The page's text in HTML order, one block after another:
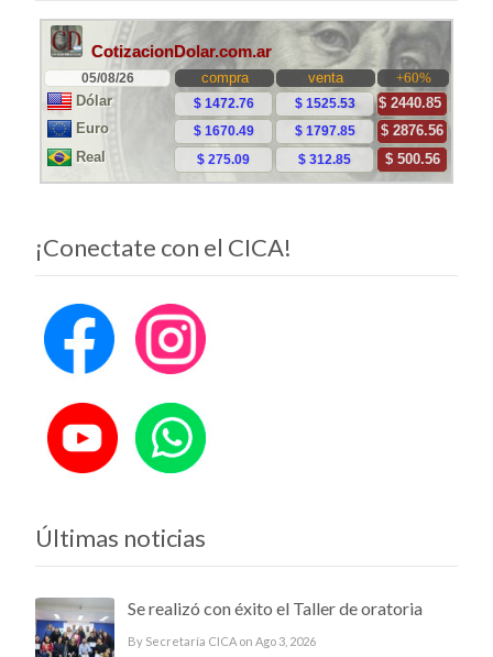
¡Conectate con el CICA!
Últimas noticias
Se realizó con éxito el Taller de oratoria
By Secretaría CICA on Ago 3, 2026